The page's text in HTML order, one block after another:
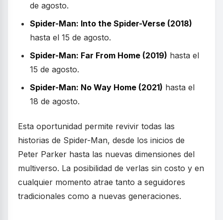
de agosto.
Spider-Man: Into the Spider-Verse (2018)
hasta el 15 de agosto.
Spider-Man: Far From Home (2019) hasta el
15 de agosto.
Spider-Man: No Way Home (2021) hasta el
18 de agosto.
Esta oportunidad permite revivir todas las
historias de Spider-Man, desde los inicios de
Peter Parker hasta las nuevas dimensiones del
multiverso. La posibilidad de verlas sin costo y en
cualquier momento atrae tanto a seguidores
tradicionales como a nuevas generaciones.